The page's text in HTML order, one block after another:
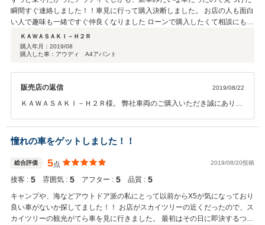
瞬間すぐ連絡しました！！車見に行って購入決断しました。 お店の人も面白
い人で趣味も一緒ですぐ仲良くなりました ローンで購入したくて相談にもい
ろいろのってもらいすごく助かりました 車のことじゃないけど今度またお邪
魔します！
ＫＡＷＡＳＡＫＩ－Ｈ２Ｒ
購入年月： 2019/08
購入した車：アウディ A4アバント
販売店の返信 2019/08/22
ＫＡＷＡＳＡＫＩ－Ｈ２Ｒ様。 弊社車両のご購入いただき誠にありが
と嬉しく思います！！ご不明な点や困った事ありましたらいつでもご
連絡ください！ 私もご来店心よりお待ちしておりますのでお時間ある
ときぜひご来店お待ちしております。 この度は数あるお店の中から、
弊社をご利用いただきまして誠にありがとうございました。
憧れの車をゲットしました！！
総合評価 5点 2019/08/20投稿
接客 : 5 雰囲気 : 5 アフター : 5 品質 : 5
キャンプや、海などアウトドア派の私にとって以前からX5が気になっており
良い車がないか探してました！！ お店がスカイツリーの近くだったので、ス
カイツリーの観光がてら車を見に行きました。 最初はその日に即決するつも